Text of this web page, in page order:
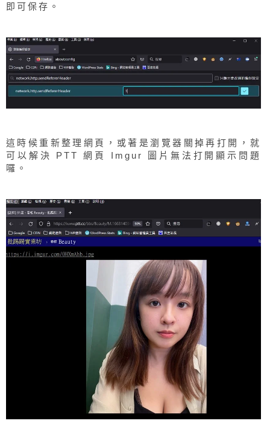
即可保存。
這時候重新整理網頁，或著是瀏覽器關掉再打開，就
可以解決 PTT 網頁 Imgur 圖片無法打開顯示問題
囉。